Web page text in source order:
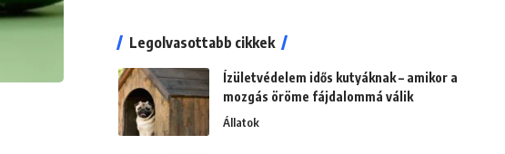
Legolvasottabb cikkek
Ízületvédelem idős kutyáknak – amikor a
mozgás öröme fájdalommá válik
Állatok